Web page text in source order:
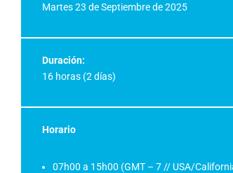
Martes 23 de Septiembre de 2025
Duración:
16 horas (2 días)
Horario
07h00 a 15h00 (GMT – 7 // USA/